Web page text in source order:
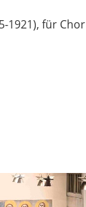
1921), für Chor